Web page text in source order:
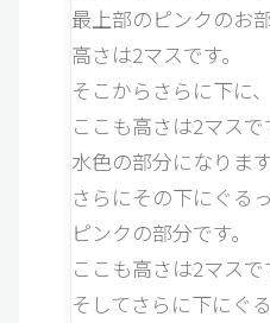
最上部のピンクのお
高さは2マスです。
そこからさらに下に
ここも高さは2マスで
水色の部分になります
さらにその下にぐる
ピンクの部分です。
ここも高さは2マスで
そしてさらに下にぐ